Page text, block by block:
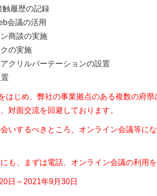
触履歴の記録
会議の活用
商談の実施
の実施
クリルパーテーションの設置
はじめ、弊社の事業拠点のある複数の府
対面交流を回避しております。
いするべきところ、オンライン会議等に
も、まずは電話、オンライン会議の利用
日～2021年9月30日